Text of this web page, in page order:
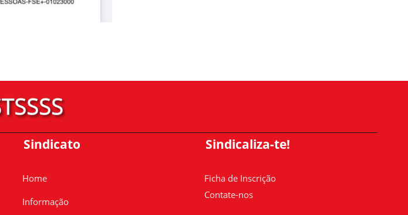
Sindicato
Home
Informação
Sindicaliza-te!
Ficha de Inscrição
Contate-nos